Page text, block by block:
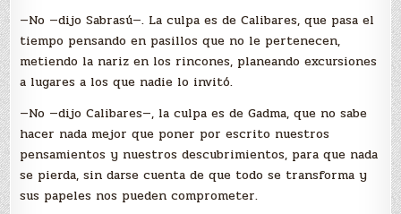
—No —dijo Sabrasú—. La culpa es de Calibares, que pasa el
tiempo pensando en pasillos que no le pertenecen,
metiendo la nariz en los rincones, planeando excursiones
a lugares a los que nadie lo invitó.
—No —dijo Calibares—, la culpa es de Gadma, que no sabe
hacer nada mejor que poner por escrito nuestros
pensamientos y nuestros descubrimientos, para que nada
se pierda, sin darse cuenta de que todo se transforma y
sus papeles nos pueden comprometer.